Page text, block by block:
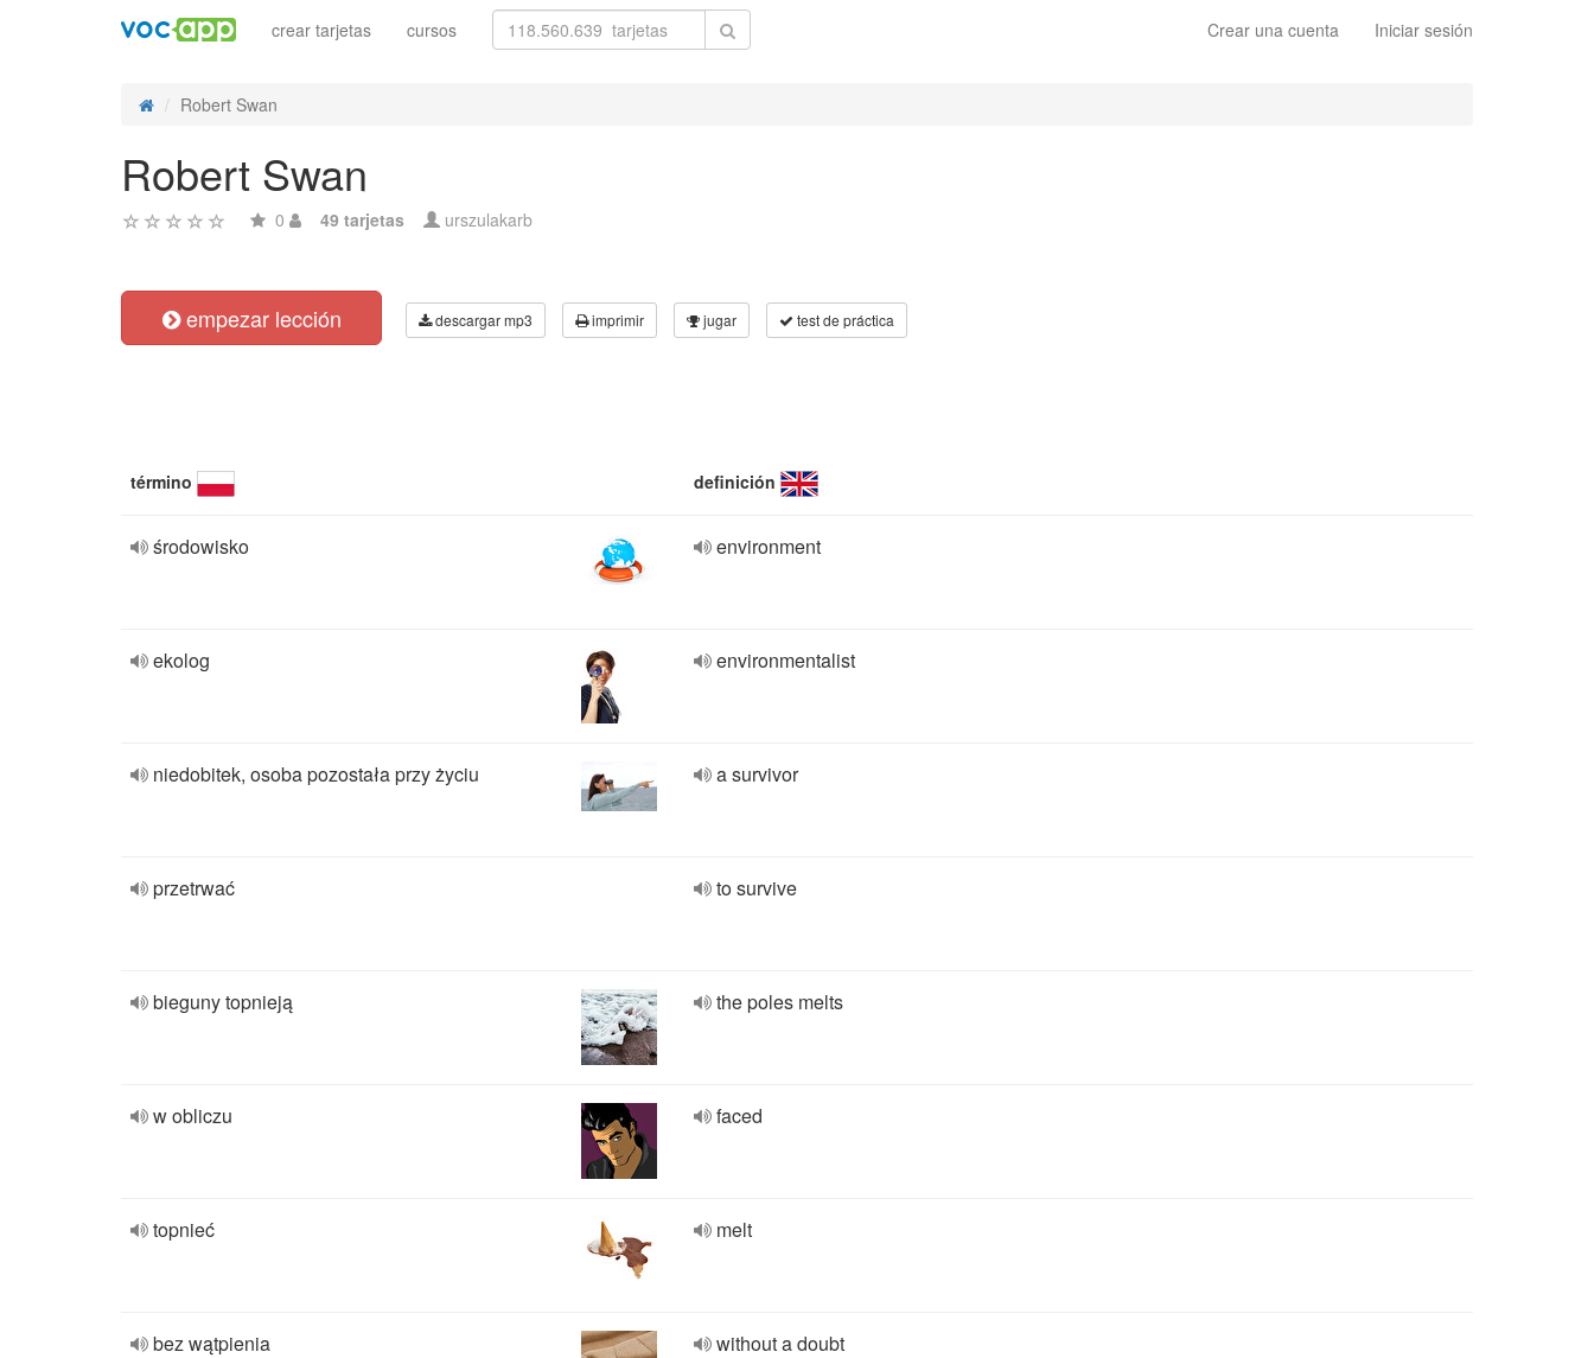
Crear una cuenta Iniciar sesión
crear tarjetas cursos
Robert Swan
Robert Swan
0 49 tarjetas urszulakarb
empezar lección descargar mp3 imprimir jugar test de práctica
término definición
środowisko environment
ekolog environmentalist
niedobitek, osoba pozostała przy życiu a survivor
przetrwać to survive
bieguny topnieją the poles melts
w obliczu faced
topnieć melt
bez wątpienia without a doubt